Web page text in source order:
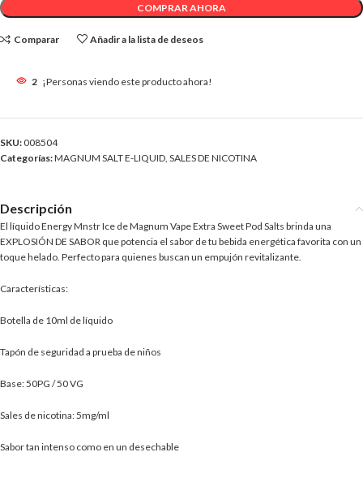
COMPRAR AHORA
Comparar Añadir a la lista de deseos
2 ¡Personas viendo este producto ahora!
SKU: 008504
Categorías:MAGNUM SALT E-LIQUID, SALES DE NICOTINA
Descripción
El líquido Energy Mnstr Ice de Magnum Vape Extra Sweet Pod Salts brinda una
EXPLOSIÓN DE SABOR que potencia el sabor de tu bebida energética favorita con un
toque helado. Perfecto para quienes buscan un empujón revitalizante.
Características:
Botella de 10ml de líquido
Tapón de seguridad a prueba de niños
Base: 50PG / 50 VG
Sales de nicotina: 5mg/ml
Sabor tan intenso como en un desechable